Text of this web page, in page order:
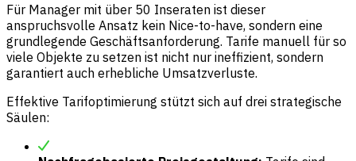
Für Manager mit über 50 Inseraten ist dieser
anspruchsvolle Ansatz kein Nice-to-have, sondern eine
grundlegende Geschäftsanforderung. Tarife manuell für so
viele Objekte zu setzen ist nicht nur ineffizient, sondern
garantiert auch erhebliche Umsatzverluste.
Effektive Tarifoptimierung stützt sich auf drei strategische
Säulen: